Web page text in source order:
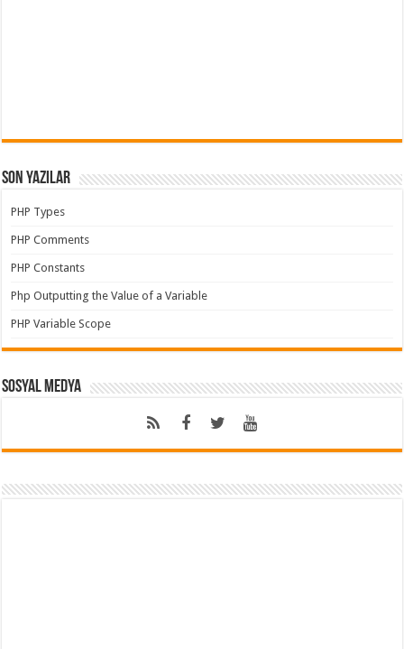
Son Yazılar
PHP Types
PHP Comments
PHP Constants
Php Outputting the Value of a Variable
PHP Variable Scope
Sosyal Medya